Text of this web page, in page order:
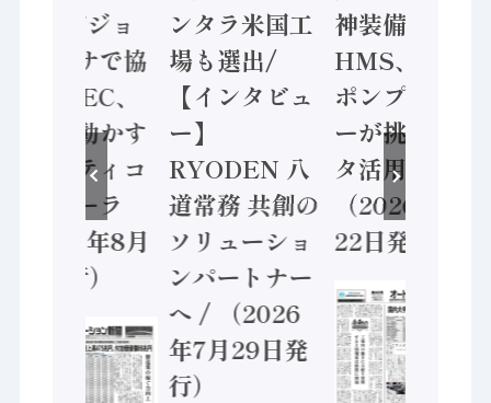
ン AIビジョ
ンセンサで協
業 / IDEC、
安全に動かす
セーフティコ
ントローラ
（2026年8月
5日発行）
ンタラ米国工
場も選出/
【インタビュ
ー】
RYODEN 八
道常務 共創の
ソリューショ
ンパートナー
へ / （2026
年7月29日発
行）
神装備 ×
HMS、老舗
ポンプメーカ
ーが挑むデー
タ活用 など
（2026年7月
22日発行）